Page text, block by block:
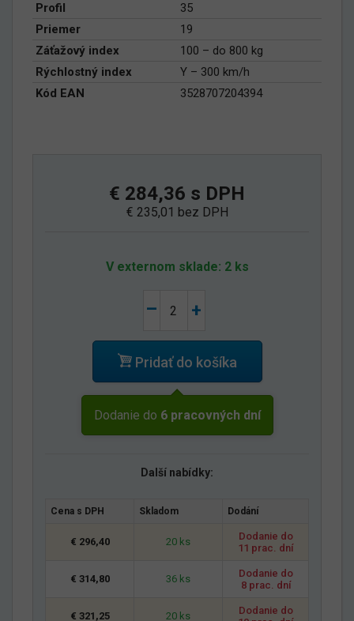
Profil
35
Priemer
19
Záťažový index
100 – do 800 kg
Rýchlostný index
Y – 300 km/h
Kód EAN
3528707204394
€ 284,36 s DPH
€ 235,01 bez DPH
V externom sklade: 2 ks
– +
Pridať do košíka
Dodanie do 6 pracovných dní
Další nabídky:
Cena s DPH Skladom Dodání
€ 296,40 20 ks
Dodanie do
11 prac. dní
€ 314,80 36 ks
Dodanie do
8 prac. dní
€ 321,25 20 ks
Dodanie do